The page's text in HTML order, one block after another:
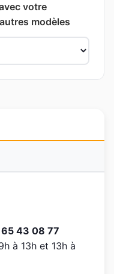
votre
modèles
43 08 77
à 13h et 13h à